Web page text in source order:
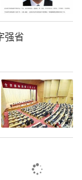
提供了重要
1号”等系
我国海水养
；“蓝鲲1
备智造尖端
糖类药物“B
等山东生物
相”，揭秘
实物涉及
强省